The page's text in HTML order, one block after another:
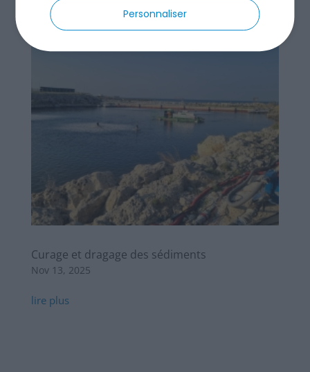
Personnaliser
Curage et dragage des sédiments
Nov 13, 2025
lire plus